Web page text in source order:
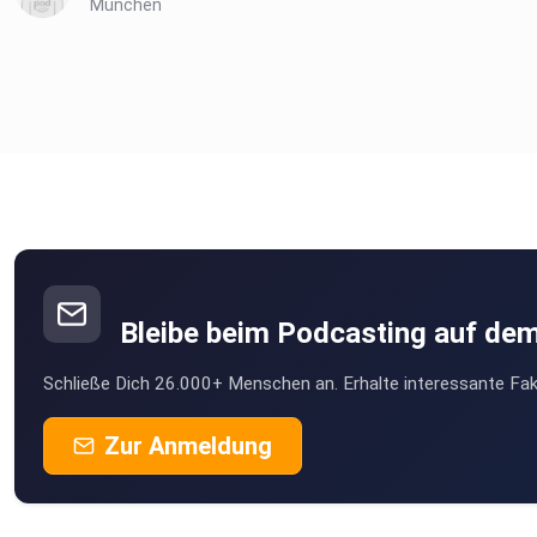
Vom Bienenstock zu Skynet: Wie KI unsere kollektive
Intelligenz verändert
München
Bleibe beim Podcasting auf
Schließe Dich 26.000+ Menschen an. Erhalte interessante
Zur Anmeldung